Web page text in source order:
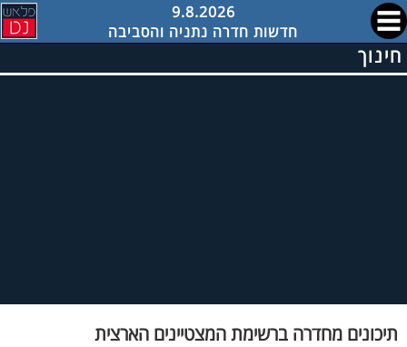
9.8.2026
חדשות חדרה נתניה והסביבה
חינוך
תיכונים מחדרה ברשימת המצטיינים הארצית